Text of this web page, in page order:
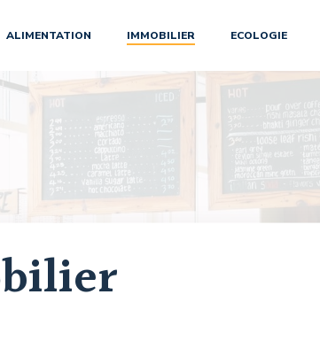
ALIMENTATION IMMOBILIER ECOLOGIE